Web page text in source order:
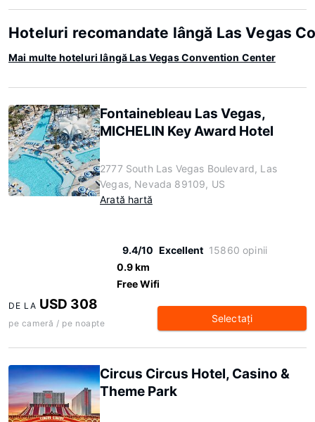
Hoteluri recomandate lângă Las Vegas
Mai multe hoteluri lângă Las Vegas Convention Center
Fontainebleau Las Vegas,
MICHELIN Key Award Hotel
2777 South Las Vegas Boulevard, Las
Vegas, Nevada 89109, US
Arată hartă
9.4/10 Excellent 15860 opinii
0.9 km
Free Wifi
DE LA USD 308
pe cameră / pe noapte Selectaţi
Circus Circus Hotel, Casino &
Theme Park